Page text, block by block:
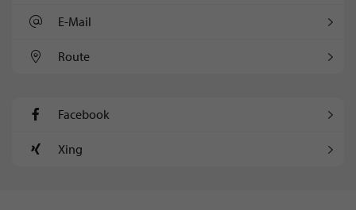
E-Mail
Route
Facebook
Xing